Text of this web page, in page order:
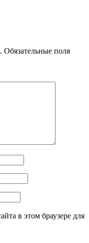
Обязательные поля
в этом браузере для